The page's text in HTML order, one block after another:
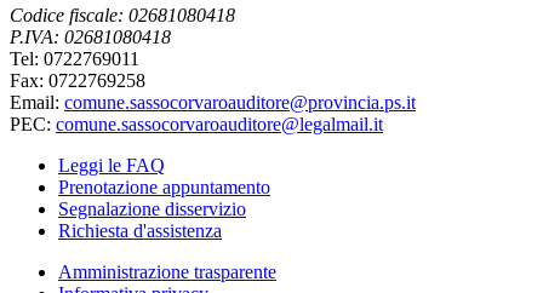
Codice fiscale: 02681080418
P.IVA: 02681080418
Tel: 0722769011
Fax: 0722769258
Email: comune.sassocorvaroauditore@provincia.ps.it
PEC: comune.sassocorvaroauditore@legalmail.it
Leggi le FAQ
Prenotazione appuntamento
Segnalazione disservizio
Richiesta d'assistenza
Amministrazione trasparente